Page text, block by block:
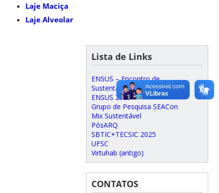
Laje Maciça
Laje Alveolar
Lista de Links
ENSUS – Encontro de
Sustentabilidade em Projeto
ENSUS 2025
Grupo de Pesquisa SEACon
Mix Sustentável
PósARQ
SBTIC+TECSIC 2025
UFSC
Virtuhab (antigo)
CONTATOS